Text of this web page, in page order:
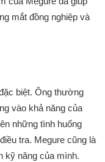
mắt đồng nghiệp và
biệt. Ông thường
vào khả năng của
những tình huống
tra. Megure cũng là
kỹ năng của mình.